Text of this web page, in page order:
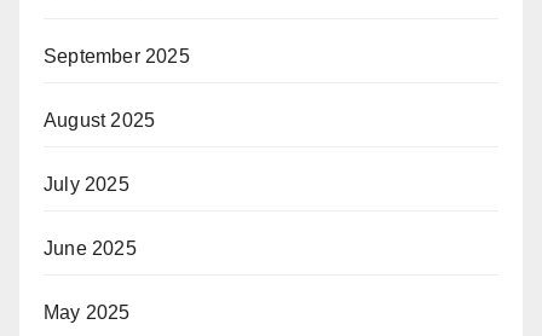
September 2025
August 2025
July 2025
June 2025
May 2025